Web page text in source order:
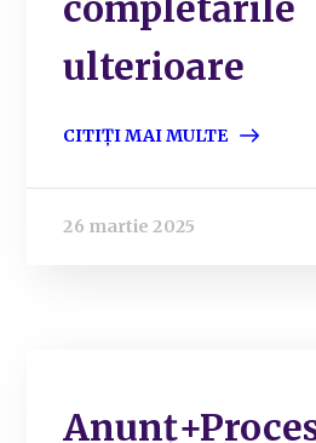
ulterioare
CITIȚI MAI MULTE
26 martie 2025